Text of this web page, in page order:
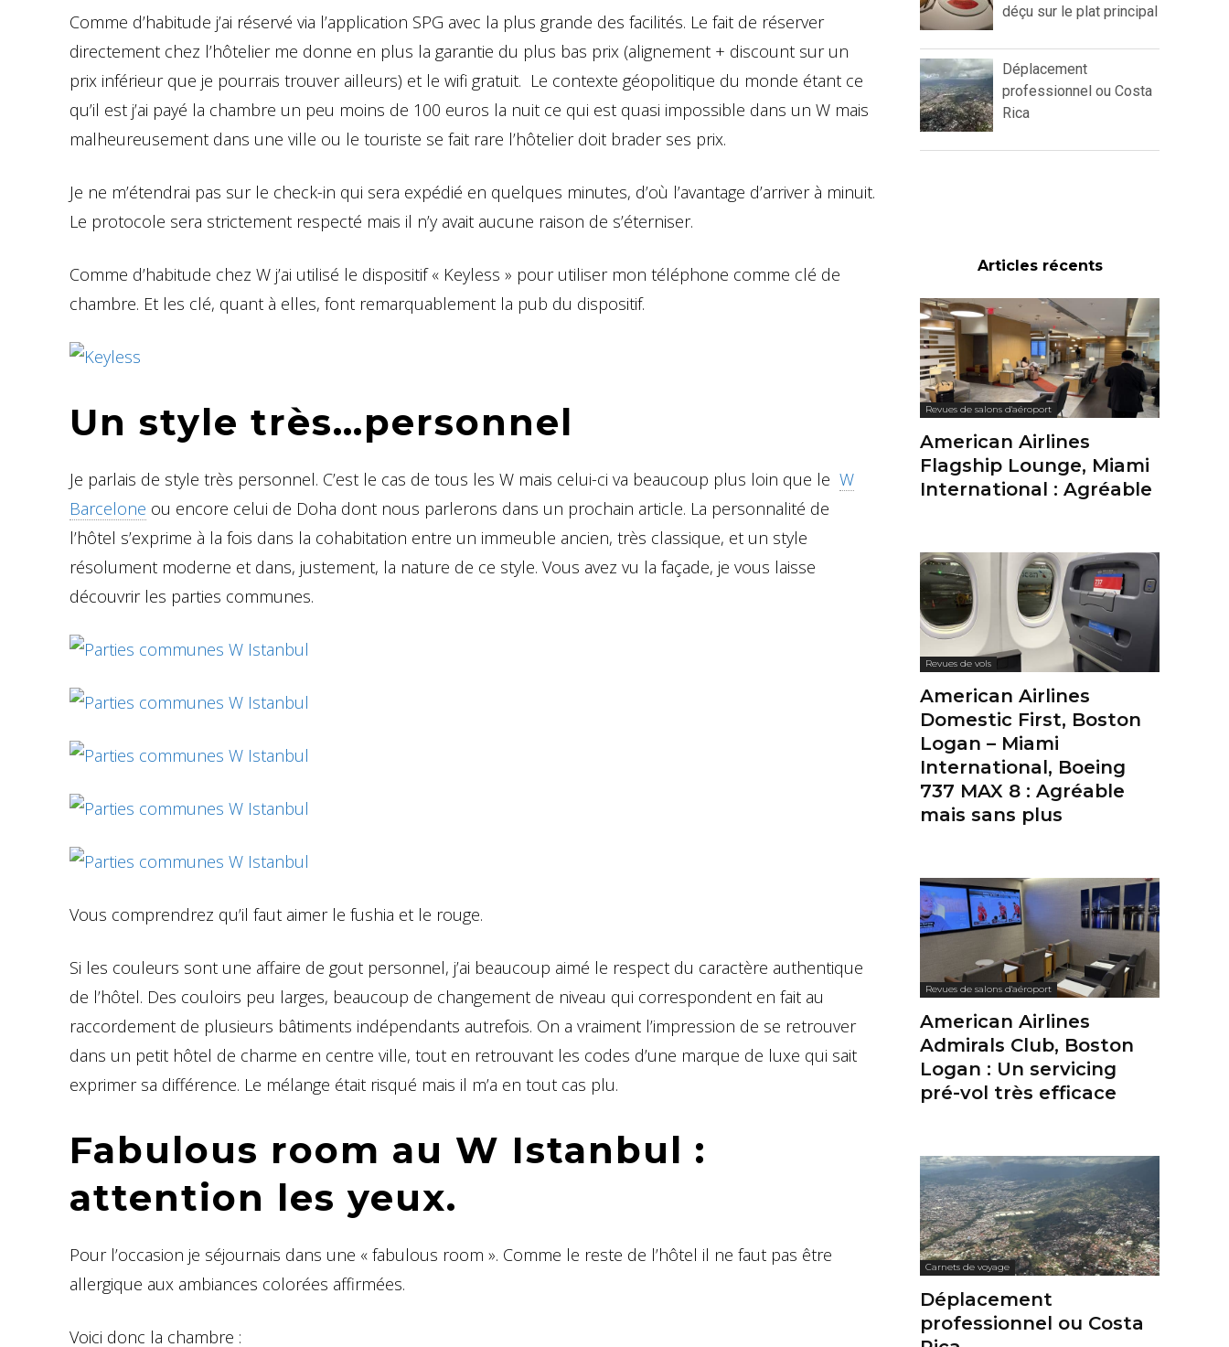
Comme d’habitude j’ai réservé via l’application SPG avec la plus grande des facilités. Le fait de réserver
directement chez l’hôtelier me donne en plus la garantie du plus bas prix (alignement + discount sur un
prix inférieur que je pourrais trouver ailleurs) et le wifi gratuit. Le contexte géopolitique du monde étant ce
qu’il est j’ai payé la chambre un peu moins de 100 euros la nuit ce qui est quasi impossible dans un W mais
malheureusement dans une ville ou le touriste se fait rare l’hôtelier doit brader ses prix.
Je ne m’étendrai pas sur le check-in qui sera expédié en quelques minutes, d’où l’avantage d’arriver à minuit.
Le protocole sera strictement respecté mais il n’y avait aucune raison de s’éterniser.
Comme d’habitude chez W j’ai utilisé le dispositif « Keyless » pour utiliser mon téléphone comme clé de
chambre. Et les clé, quant à elles, font remarquablement la pub du dispositif.
Un style très…personnel
Je parlais de style très personnel. C’est le cas de tous les W mais celui-ci va beaucoup plus loin que le W
Barcelone ou encore celui de Doha dont nous parlerons dans un prochain article. La personnalité de
l’hôtel s’exprime à la fois dans la cohabitation entre un immeuble ancien, très classique, et un style
résolument moderne et dans, justement, la nature de ce style. Vous avez vu la façade, je vous laisse
découvrir les parties communes.
Vous comprendrez qu’il faut aimer le fushia et le rouge.
Si les couleurs sont une affaire de gout personnel, j’ai beaucoup aimé le respect du caractère authentique
de l’hôtel. Des couloirs peu larges, beaucoup de changement de niveau qui correspondent en fait au
raccordement de plusieurs bâtiments indépendants autrefois. On a vraiment l’impression de se retrouver
dans un petit hôtel de charme en centre ville, tout en retrouvant les codes d’une marque de luxe qui sait
exprimer sa différence. Le mélange était risqué mais il m’a en tout cas plu.
Fabulous room au W Istanbul :
attention les yeux.
Pour l’occasion je séjournais dans une « fabulous room ». Comme le reste de l’hôtel il ne faut pas être
allergique aux ambiances colorées affirmées.
Voici donc la chambre :
déçu sur le plat principal
Déplacement
professionnel ou Costa
Rica
Articles récents
Revues de salons d'aéroport
American Airlines
Flagship Lounge, Miami
International : Agréable
Revues de vols
American Airlines
Domestic First, Boston
Logan – Miami
International, Boeing
737 MAX 8 : Agréable
mais sans plus
Revues de salons d'aéroport
American Airlines
Admirals Club, Boston
Logan : Un servicing
pré-vol très efficace
Carnets de voyage
Déplacement
professionnel ou Costa